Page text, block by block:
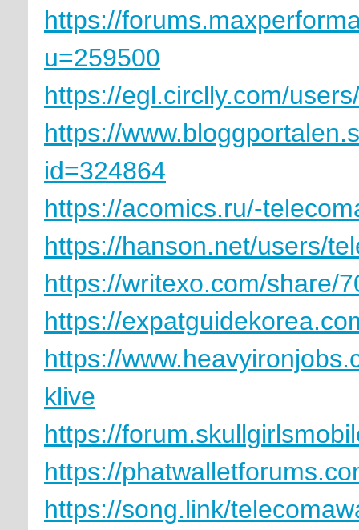
https://
u=259500
https://egl.circlly.com/
https://
id=324864
https://acomics.ru/-
https://hanson.net/users/
https://writexo.com/share/
https://
https://
klive
https://
https://
https://song.link/